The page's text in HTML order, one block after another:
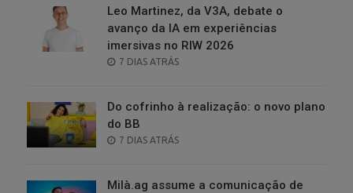
Leo Martinez, da V3A, debate o
avanço da IA em experiências
imersivas no RIW 2026
POSTED
7 DIAS ATRÁS
Do cofrinho à realização: o novo plano
do BB
POSTED
7 DIAS ATRÁS
Milà.ag assume a comunicação de